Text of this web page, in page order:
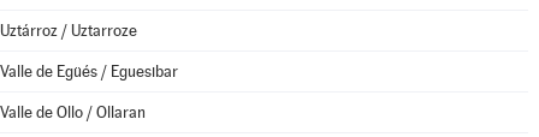
Uztárroz / Uztarroze
Valle de Egüés / Eguesibar
Valle de Ollo / Ollaran